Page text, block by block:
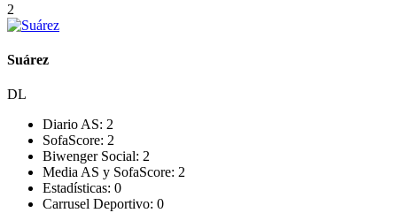
2
Suárez
DL
Diario AS: 2
SofaScore: 2
Biwenger Social: 2
Media AS y SofaScore: 2
Estadísticas: 0
Carrusel Deportivo: 0